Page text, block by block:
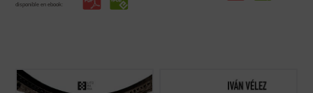
disponible en ebook:
La presente obra constituye la primera
antología en lengua castellana de la obra
Sobre la Leyenda Negratrata de analizar,
cuestión a cuestión, cada uno de los hitos y